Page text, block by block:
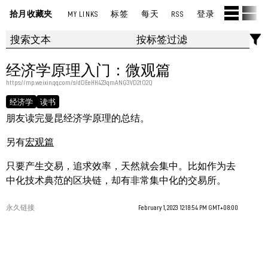
拾月收藏夹 MY LINKS 标签 每天 RSS 登录
经济学原理入门：微观篇
https://mp.weixin.qq.com/s/dDEeHH423qmANG3VD2tO2Q
经济学 读书
朋友读完曼昆经济学原理的总结。
另有宏观篇
只要产生交易，追求效率，天然就会集中。比如作为去
中化技术典范的区块链，却有非常集中化的交易所。
永久链接 February 1, 2023 12:18:54 PM GMT+08:00